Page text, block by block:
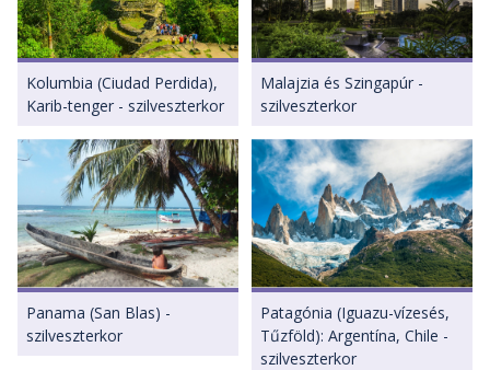
Kolumbia (Ciudad Perdida),
Karib-tenger - szilveszterkor
Malajzia és Szingapúr -
szilveszterkor
Panama (San Blas) -
szilveszterkor
Patagónia (Iguazu-vízesés,
Tűzföld): Argentína, Chile -
szilveszterkor